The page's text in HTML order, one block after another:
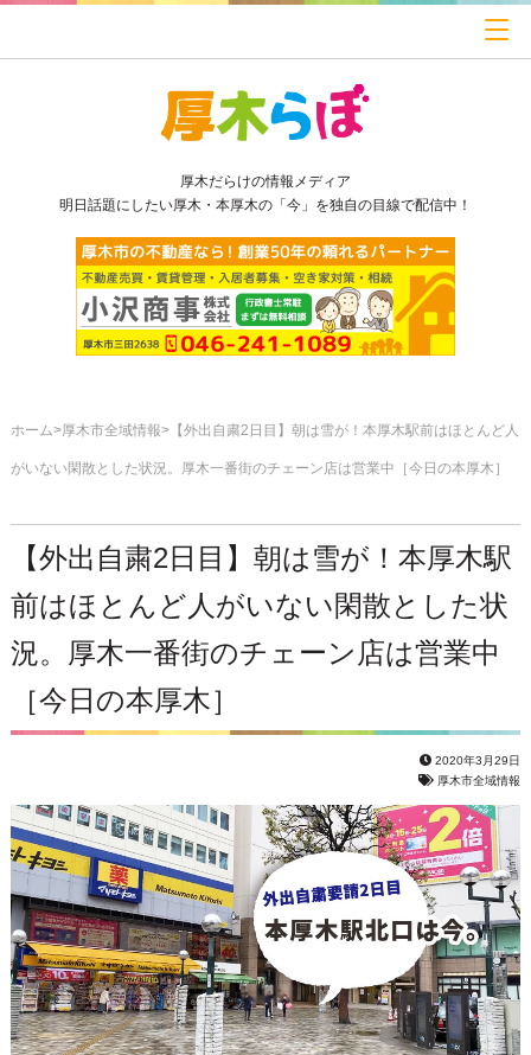
厚木だらけの情報メディア
明日話題にしたい厚木・本厚木の「今」を独自の目線で配信中！
ホーム 厚木市全域情報 【外出自粛2日目】朝は雪が！本厚木駅前はほとんど人
がいない閑散とした状況。厚木一番街のチェーン店は営業中［今日の本厚木］
【外出自粛2日目】朝は雪が！本厚木駅
前はほとんど人がいない閑散とした状
況。厚木一番街のチェーン店は営業中
［今日の本厚木］
2020年3月29日
厚木市全域情報